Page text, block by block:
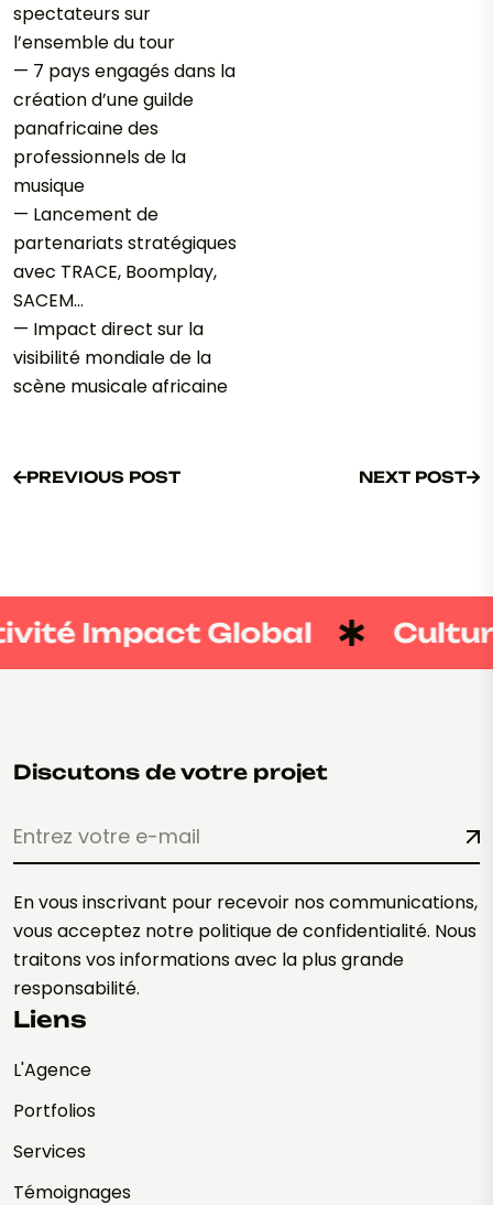
spectateurs sur
l’ensemble du tour
— 7 pays engagés dans la
création d’une guilde
panafricaine des
professionnels de la
musique
— Lancement de
partenariats stratégiques
avec TRACE, Boomplay,
SACEM…
— Impact direct sur la
visibilité mondiale de la
scène musicale africaine
PREVIOUS POST
NEXT POST
Impact Global
Discutons de votre projet
En vous inscrivant pour recevoir nos communications,
vous acceptez notre politique de confidentialité. Nous
traitons vos informations avec la plus grande
responsabilité.
Liens
L'Agence
Portfolios
Services
Témoignages